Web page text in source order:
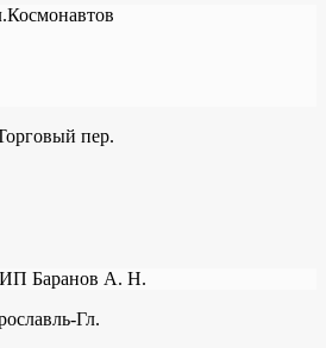
пер.
ИП Баранов А. Н.
Гл.